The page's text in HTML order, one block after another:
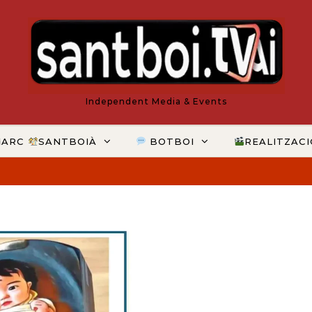
Independent Media & Events
SANTBOIÀ BOTBOI